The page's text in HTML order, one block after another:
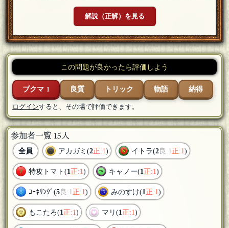
解説（正解）を見る
この問題が良かったら評価しよう
ブクマ 1 良質 トリック 物語 納得
ログインすると、その場で評価できます。
参加者一覧 15人
全員 アカガミ(2正:1) イトラ(2良:1正:1)
特攻トマト(1正:1) キャノー(1正:1)
ｺｰﾈﾘﾝｸﾞ(5良:1正:1) みのすけ(1正:1)
もこたろ(1正:1) マリ(1正:1)